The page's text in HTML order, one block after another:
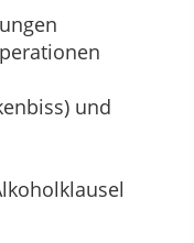
und